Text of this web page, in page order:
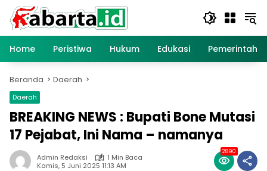
Langsung
konten
Home
Peristiwa Hukum Edukasi
Beranda Daerah
Daerah
BREAKING NEWS : Bupati Bone Mutasi
17 Pejabat, Ini Nama – namanya
Admin Redaksi
1 Min Baca
Kamis, 5 Juni 2025 11:13 AM
2890